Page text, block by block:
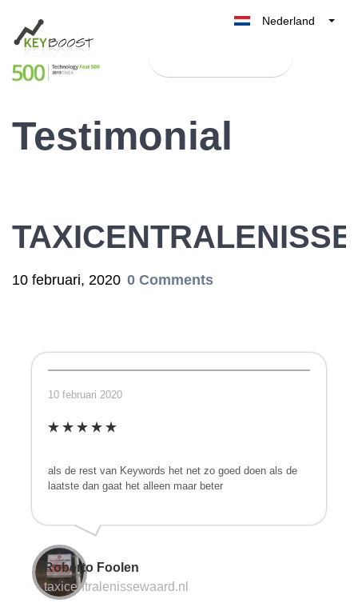
Nederland
België
Testimonial
10 februari, 2020 0 Comments
10 februari 2020
als de rest van Keywords het net zo goed doen als de
laatste dan gaat het alleen maar beter
Roberto Foolen
taxicentralenissewaard.nl